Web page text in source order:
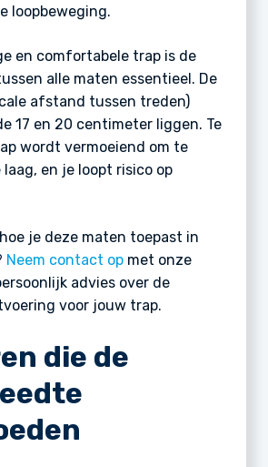
loopbeweging.
en comfortabele trap is de
alle maten essentieel. De
afstand tussen treden)
17 en 20 centimeter liggen. Te
wordt vermoeiend om te
laag, en je loopt risico op
je deze maten toepast in
Neem contact op met onze
advies over de
voor jouw trap.
die de